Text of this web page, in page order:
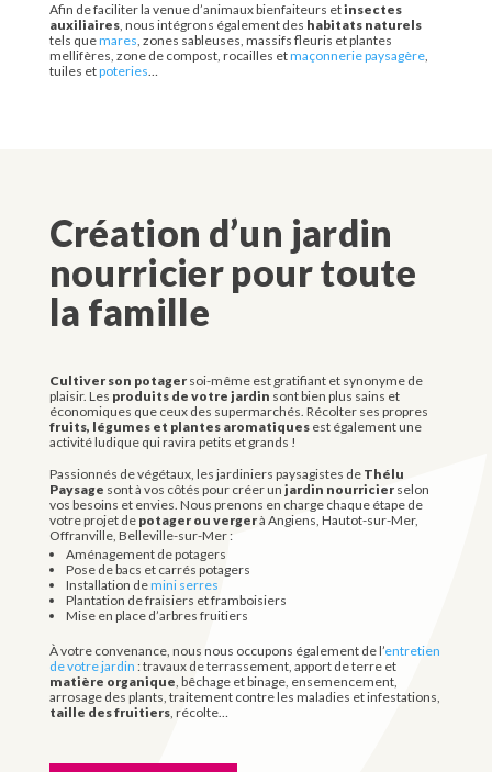
Afin de faciliter la venue d’animaux bienfaiteurs etinsectes
auxiliaires, nous intégrons également des habitats naturels
tels quemares, zones sableuses, massifs fleuris et plantes
mellifères, zone de compost, rocailles etmaçonnerie paysagère,
tuiles etpoteries…
Création d’un jardin
nourricier pour toute
la famille
Cultiver son potagersoi-même est gratifiant et synonyme de
plaisir. Les produits de votre jardin sont bien plus sains et
économiques que ceux des supermarchés. Récolter ses propres
fruits, légumes et plantes aromatiquesest également une
activité ludique qui ravira petits et grands !
Passionnés de végétaux, les jardiniers paysagistes deThélu
Paysage sont à vos côtés pour créer un jardin nourricierselon
vos besoins et envies. Nous prenons en charge chaque étape de
votre projet de potager ou vergerà Angiens, Hautot-sur-Mer,
Offranville, Belleville-sur-Mer :
Aménagement de potagers
Pose de bacs et carrés potagers
Installation demini serres
Plantation de fraisiers et framboisiers
Mise en place d’arbres fruitiers
À votre convenance, nous nous occupons également de l’entretien
de votre jardin : travaux de terrassement, apport de terre et
matière organique, bêchage et binage, ensemencement,
arrosage des plants, traitement contre les maladies et infestations,
taille des fruitiers, récolte…